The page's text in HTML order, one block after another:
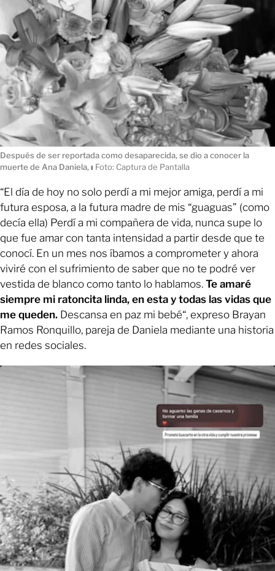
Después de ser reportada como desaparecida, se dio a conocer la
muerte de Ana Daniela, ı Foto: Captura de Pantalla
“El día de hoy no solo perdí a mi mejor amiga, perdí a mi
futura esposa, a la futura madre de mis “guaguas” (como
decía ella) Perdí a mi compañera de vida, nunca supe lo
que fue amar con tanta intensidad a partir desde que te
conocí. En un mes nos íbamos a comprometer y ahora
viviré con el sufrimiento de saber que no te podré ver
vestida de blanco como tanto lo hablamos. Te amaré
siempre mi ratoncita linda, en esta y todas las vidas que
me queden. Descansa en paz mi bebé“, expreso Brayan
Ramos Ronquillo, pareja de Daniela mediante una historia
en redes sociales.